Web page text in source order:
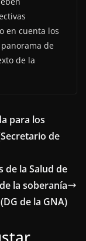
en cuenta los
de
de la
para los
de
de la Salud de
la soberanía
de la GNA)